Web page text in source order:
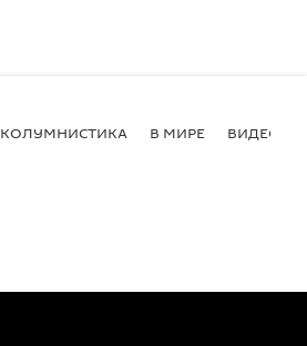
КОЛУМНИСТИКА В МИРЕ ВИДЕО